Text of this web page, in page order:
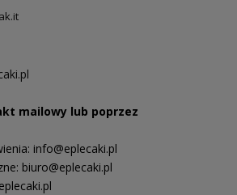
mailowy lub poprzez
info@eplecaki.pl
biuro@eplecaki.pl